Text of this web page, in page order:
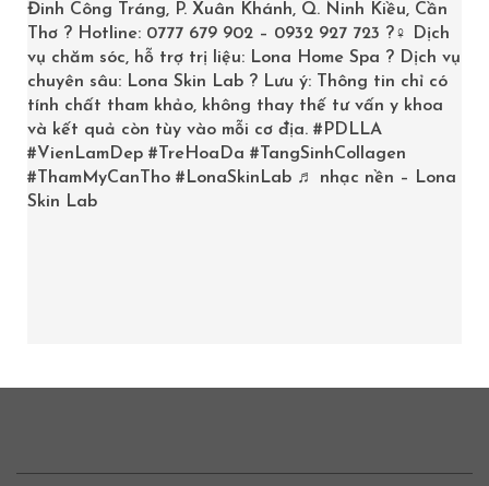
KEM TẨY TẾ BÀO CHẾT DR PLUSCELL HÀN QUỐC
1,100,000₫
ADD TO CART
Đinh Công Tráng, P. Xuân Khánh, Q. Ninh Kiều, Cần
Thơ ? Hotline: 0777 679 902 – 0932 927 723 ?‍♀️ Dịch
vụ chăm sóc, hỗ trợ trị liệu: Lona Home Spa ? Dịch vụ
chuyên sâu: Lona Skin Lab ? Lưu ý: Thông tin chỉ có
tính chất tham khảo, không thay thế tư vấn y khoa
và kết quả còn tùy vào mỗi cơ địa. #PDLLA
#VienLamDep #TreHoaDa #TangSinhCollagen
#ThamMyCanTho #LonaSkinLab ♬ nhạc nền – Lona
Skin Lab